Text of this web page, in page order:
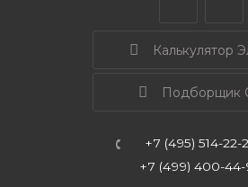
Калькулятор
Подборщик
+7 (495) 514-22-
+7 (499) 400-44-